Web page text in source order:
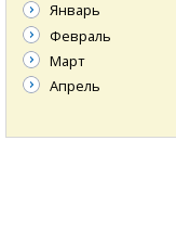
Январь
Февраль
Март
Апрель